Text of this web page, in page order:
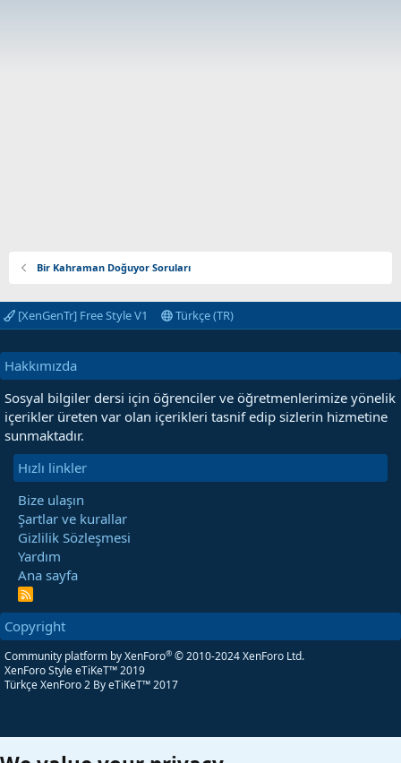
Bir Kahraman Doğuyor Soruları
[XenGenTr] Free Style V1 Türkçe (TR)
Hakkımızda
Sosyal bilgiler dersi için öğrenciler ve öğretmenlerimize yönelik
içerikler üreten var olan içerikleri tasnif edip sizlerin hizmetine
sunmaktadır.
Hızlı linkler
Bize ulaşın
Şartlar ve kurallar
Gizlilik Sözleşmesi
Yardım
Ana sayfa
R
S
Copyright
Community platform by XenForo® © 2010-2024 XenForo Ltd.
XenForo Style eTiKeT™ 2019
Türkçe XenForo 2 By eTiKeT™ 2017